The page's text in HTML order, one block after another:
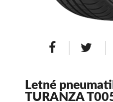
Hliníkové / ALU disky /
Letné
TURANZA